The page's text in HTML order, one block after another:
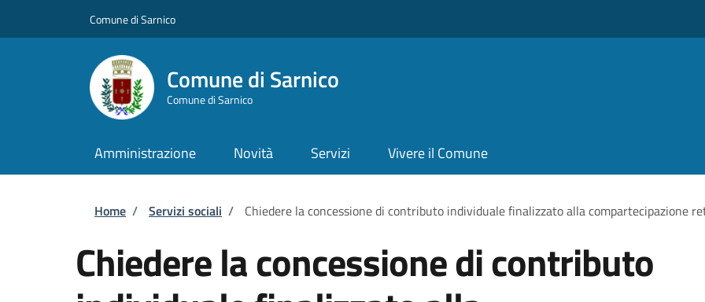
Comune di Sarnico
Comune di Sarnico
Comune di Sarnico
Amministrazione Novità Servizi Vivere il Comune
Briciole di pane
Home / Servizi sociali / Chiedere la concessione di contributo individuale finalizzato alla compartecipazione
Chiedere la concessione di contributo